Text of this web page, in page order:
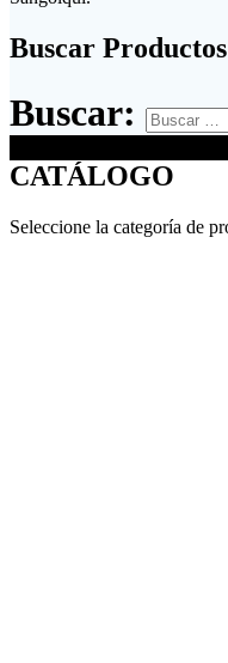
Buscar Productos
Buscar:
CATÁLOGO
Seleccione la categoría de